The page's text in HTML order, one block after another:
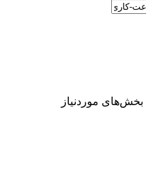
بخش‌های موردنیاز